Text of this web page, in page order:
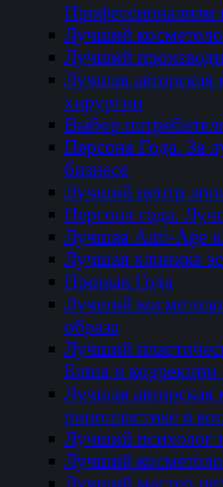
Профессионализм
Лучший
Лучший
Лучшая авторская
хирургии
Выбор
Персона Года. За
бизнесе
Лучший центр
Персона года.
Лучшая Anti-Age
Лучшая клиника
Прорыв Года
Лучший
образа
Лучший
Биша и коррекции
Лучшая авторская
ринопластике в
Лучший психолог
Лучший
Лучший мастер